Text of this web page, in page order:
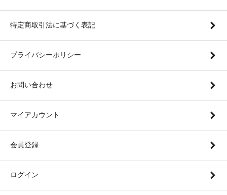
特定商取引法に基づく表記
プライバシーポリシー
お問い合わせ
マイアカウント
会員登録
ログイン